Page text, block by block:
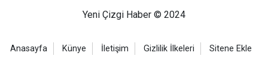
Yeni Çizgi Haber © 2024
Anasayfa Künye İletişim Gizlilik İlkeleri Sitene Ekle